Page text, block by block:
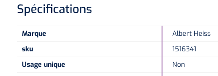
Spécifications
Marque
Albert Heiss
sku
1516341
Usage unique
Non